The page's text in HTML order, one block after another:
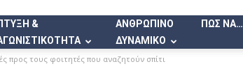
&
ΑΝΘΡΩΠΙΝΟ
ΔΥΝΑΜΙΚΟ
ΠΩΣ ΝΑ…
προς τους φοιτητές που αναζητούν σπίτι